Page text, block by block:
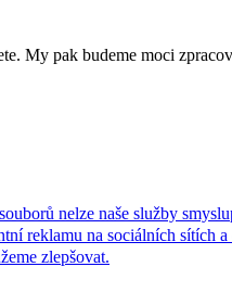
My pak budeme moci
nelze naše služby
reklamu na sociálních sítích
zlepšovat.